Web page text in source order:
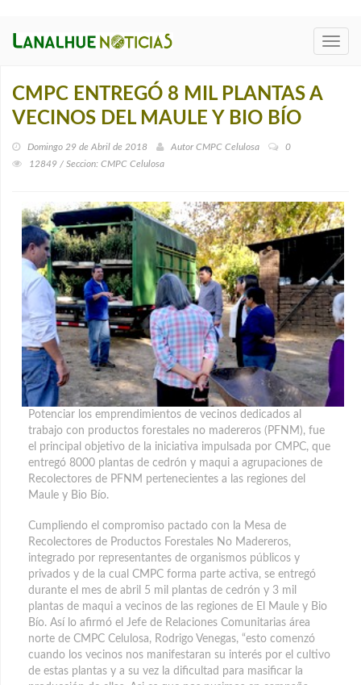
CMPC ENTREGÓ 8 MIL PLANTAS A
VECINOS DEL MAULE Y BIO BÍO
Domingo 29 de Abril de 2018 Autor CMPC Celulosa
0
12849 / Seccion: CMPC Celulosa
Potenciar los emprendimientos de vecinos dedicados al
trabajo con productos forestales no madereros (PFNM), fue
el principal objetivo de la iniciativa impulsada por CMPC, que
entregó 8000 plantas de cedrón y maqui a agrupaciones de
Recolectores de PFNM pertenecientes a las regiones del
Maule y Bio Bío.
Cumpliendo el compromiso pactado con la Mesa de
Recolectores de Productos Forestales No Madereros,
integrado por representantes de organismos públicos y
privados y de la cual CMPC forma parte activa, se entregó
durante el mes de abril 5 mil plantas de cedrón y 3 mil
plantas de maqui a vecinos de las regiones de El Maule y Bio
Bío. Así lo afirmó el Jefe de Relaciones Comunitarias área
norte de CMPC Celulosa, Rodrigo Venegas, “esto comenzó
cuando los vecinos nos manifestaran su interés por el cultivo
de estas plantas y a su vez la dificultad para masificar la